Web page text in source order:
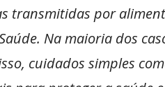
transmitidas por
Na maioria dos
cuidados simples